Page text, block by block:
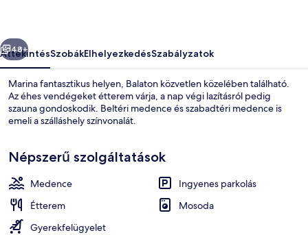
Külső rész
Következő
48+
ÁttekintésSzobákElhelyezkedésSzabályzatok
Marina fantasztikus helyen, Balaton közvetlen közelében található.
Az éhes vendégeket étterem várja, a nap végi lazításról pedig
szauna gondoskodik. Beltéri medence és szabadtéri medence is
emeli a szálláshely színvonalát.
Népszerű szolgáltatások
Medence
Ingyenes parkolás
Étterem
Mosoda
Gyerekfelügyelet